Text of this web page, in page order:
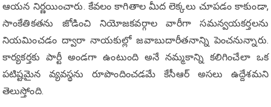
ఆయన నిర్ణయించారు. కేవలం కాగితాల మీద లెక్కలు చూపడం కాకుండా,
సాంకేతికతను జోడించి నియోజకవర్గాల వారీగా సమన్వయకర్తలను
నియమించడం ద్వారా నాయకుల్లో జవాబుదారీతనాన్ని పెంచనున్నారు.
కార్యకర్తకు పార్టీ అండగా ఉంటుంది అనే నమ్మకాన్ని కలిగించేలా ఒక
పటిష్టమైన వ్యవస్థను రూపొందించడమే కేసీఆర్ అసలు ఉద్దేశమని
తెలుస్తోంది.